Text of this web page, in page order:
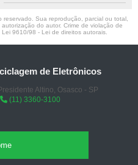
Sua reprodução, parcial ou total,
do autor. Crime de violação de
Lei 9610/98 - Lei de direitos autorais
de Eletrônicos
Altino, Osasco - SP
(11) 3360-3100